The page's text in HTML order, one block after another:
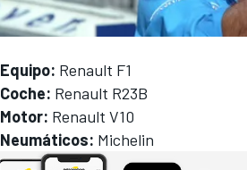
Equipo: Renault F1
Coche: Renault R23B
Motor: Renault V10
Neumáticos: Michelin